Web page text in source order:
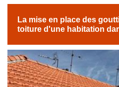
La mise en place des
toiture d'une habitation